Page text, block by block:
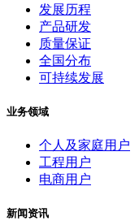
发展历程
产品研发
质量保证
全国分布
可持续发展
业务领域
个人及家庭用户
工程用户
电商用户
新闻资讯